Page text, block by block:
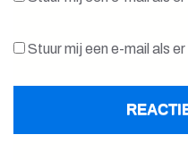
Stuur mij een e-mail als